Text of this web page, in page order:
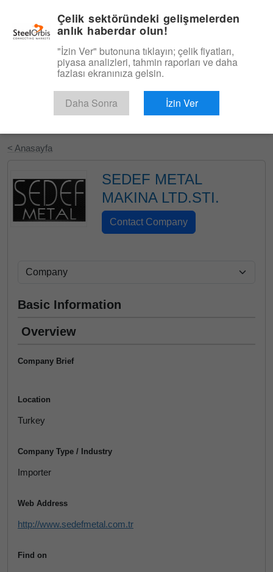
Ücretsiz Deneyin
< Anasayfa
SEDEF METAL
MAKINA LTD.STI.
Basic Information
Overview
Company Brief
Location
Turkey
Company Type / Industry
Importer
Web Address
http://www.sedefmetal.com.tr
Find on
Çelik sektöründeki gelişmelerden
anlık haberdar olun!
"İzin Ver" butonuna tıklayın; çelik fiyatları,
piyasa analizleri, tahmin raporları ve daha
fazlası ekranınıza gelsin.
Daha Sonra İzin Ver